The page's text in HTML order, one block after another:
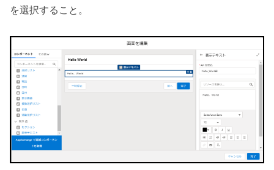
を選択すること。